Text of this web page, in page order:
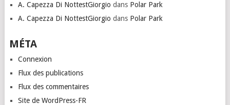
A. Capezza Di NottestGiorgio dans Polar Park
A. Capezza Di NottestGiorgio dans Polar Park
MÉTA
Connexion
Flux des publications
Flux des commentaires
Site de WordPress-FR